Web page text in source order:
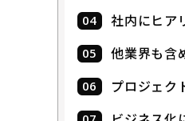
社内にヒア
他業界も含
プロジェク